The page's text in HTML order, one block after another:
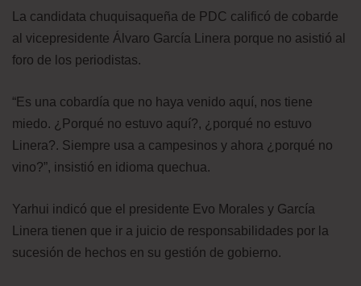
La candidata chuquisaqueña de PDC calificó de cobarde
al vicepresidente Álvaro García Linera porque no asistió al
foro de los periodistas.
“Es una cobardía que no haya venido aquí, nos tiene
miedo. ¿Porqué no estuvo aquí?, ¿porqué no estuvo
Linera?. Siempre usa a campesinos y ahora ¿porqué no
vino?”, insistió en idioma quechua.
Yarhui indicó que el presidente Evo Morales y García
Linera tienen que ir a juicio de responsabilidades por la
sucesión de hechos en su gestión de gobierno.